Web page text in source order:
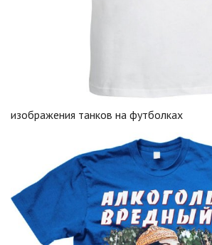
изображения танков на футболках